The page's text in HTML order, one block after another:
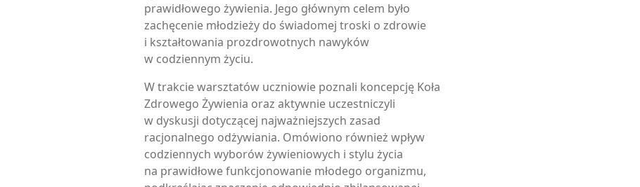
prawidłowego żywienia. Jego głównym celem było
zachęcenie młodzieży do świadomej troski o zdrowie
i kształtowania prozdrowotnych nawyków
w codziennym życiu.
W trakcie warsztatów uczniowie poznali koncepcję Koła
Zdrowego Żywienia oraz aktywnie uczestniczyli
w dyskusji dotyczącej najważniejszych zasad
racjonalnego odżywiania. Omówiono również wpływ
codziennych wyborów żywieniowych i stylu życia
na prawidłowe funkcjonowanie młodego organizmu,